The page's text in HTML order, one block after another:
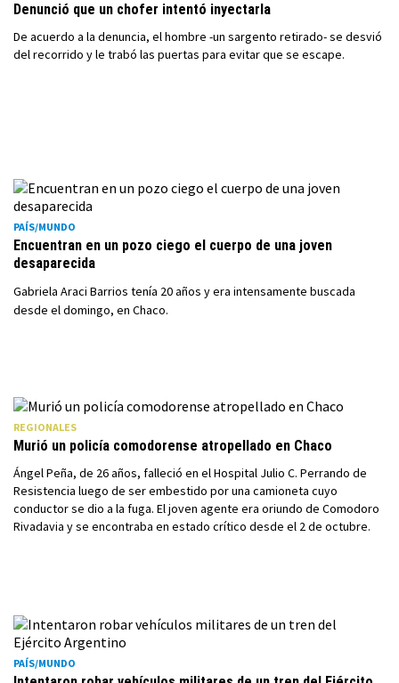
Denunció que un chofer intentó inyectarla
De acuerdo a la denuncia, el hombre -un sargento retirado- se desvió
del recorrido y le trabó las puertas para evitar que se escape.
PAÍS/MUNDO
Encuentran en un pozo ciego el cuerpo de una joven
desaparecida
Gabriela Araci Barrios tenía 20 años y era intensamente buscada
desde el domingo, en Chaco.
REGIONALES
Murió un policía comodorense atropellado en Chaco
Ángel Peña, de 26 años, falleció en el Hospital Julio C. Perrando de
Resistencia luego de ser embestido por una camioneta cuyo
conductor se dio a la fuga. El joven agente era oriundo de Comodoro
Rivadavia y se encontraba en estado crítico desde el 2 de octubre.
PAÍS/MUNDO